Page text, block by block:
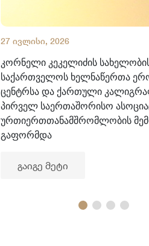
27 ივლისი, 2026
კორნელი კეკელიძის
საქართველოს ხელნაწერთა
ცენტრსა და ქართული
პირველ საერთაშორისო
ურთიერთთანამშრომლობის
გაფორმდა
გაიგე მეტი